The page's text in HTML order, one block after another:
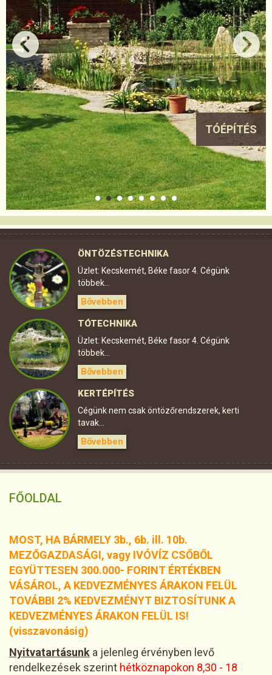
TÓÉPÍTÉS
ÖNTÖZÉSTECHNIKA
Üzlet: Kecskemét, Béke fasor 4. Cégünk
többek...
Bővebben
TÓTECHNIKA
Üzlet: Kecskemét, Béke fasor 4. Cégünk
többek...
Bővebben
KERTÉPÍTÉS
Cégünk nem csak öntözőrendszerek, kerti
tavak...
Bővebben
FŐOLDAL
MOST, HA BÁRMELY 3b., 6b. ill. 10b.
MEZŐGAZDASÁGI, vagy IVÓVÍZ CSŐBŐL
EGYÜTTESEN 300.000- FORINT ÉRTÉKBEN
VÁSÁROL, A KEDVEZMÉNYES ÁRAKON FELÜL
TOVÁBBI 2% KEDVEZMÉNYT BIZTOSÍTUNK A
KEDVEZMÉNYES ÁRAKON FELÜL IS!
(visszavonásig)
Nyitvatartásunk a jelenleg érvényben levő
rendelkezések szerint hétköznapokon 8,30 - 18